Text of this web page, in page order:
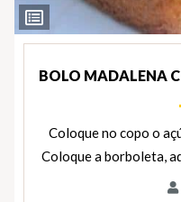
Ver
Ingredientes
BOLO MADALENA
Coloque no copo o
Coloque a borboleta,